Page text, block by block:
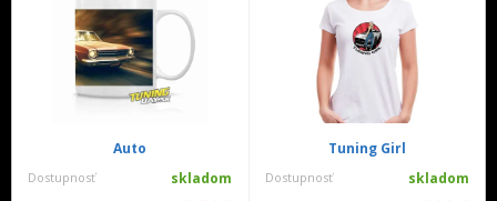
Auto
Dostupnosť skladom
Tuning Girl
Dostupnosť skladom